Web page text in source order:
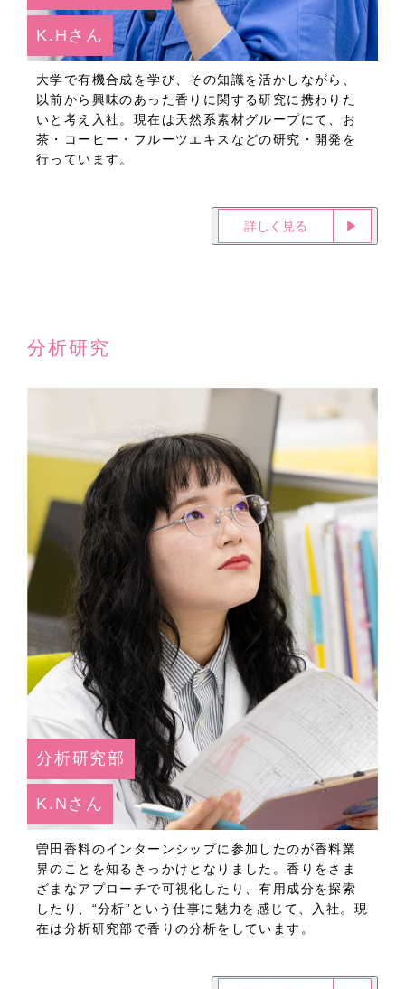
K.Hさん
大学で有機合成を学び、その知識を活かしながら、
以前から興味のあった香りに関する研究に携わりた
いと考え入社。現在は天然系素材グループにて、お
茶・コーヒー・フルーツエキスなどの研究・開発を
行っています。
詳しく見る ▶︎
分析研究
分析研究部
K.Nさん
曽田香料のインターンシップに参加したのが香料業
界のことを知るきっかけとなりました。香りをさま
ざまなアプローチで可視化したり、有用成分を探索
したり、“分析”という仕事に魅力を感じて、入社。現
在は分析研究部で香りの分析をしています。